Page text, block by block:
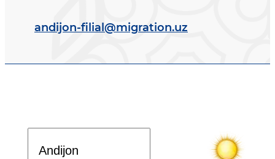
andijon-filial@migration.uz